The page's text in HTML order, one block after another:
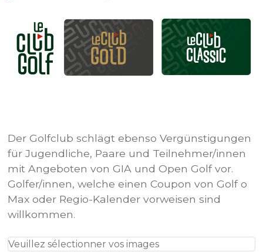
Der Golfclub schlägt ebenso Vergünstigungen
für Jugendliche, Paare und Teilnehmer/innen
mit Angeboten von GIA und Open Golf vor.
Golfer/innen, welche einen Coupon von Golf o
Max oder Regio-Kalender vorweisen sind
willkommen.
Veuillez sélectionner vos images